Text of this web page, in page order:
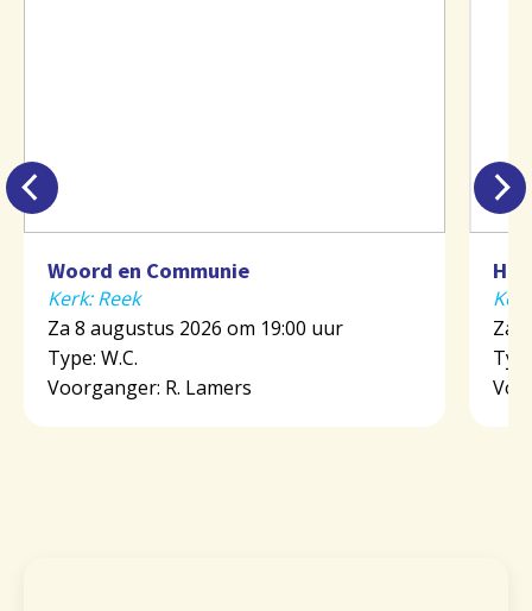
Woord en Communie
Kerk: Reek
Za 8 augustus 2026 om 19:00 uur
Type: W.C.
Voorganger: R. Lamers
Za